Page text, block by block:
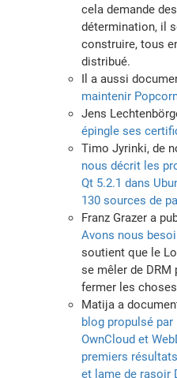
cela demande
détermination, il
construire, tous
distribué.
Il a aussi
maintenir
Jens
épingle ses
Timo Jyrinki, de
nous décrit les
Qt 5.2.1 dans
130 sources de
Franz Grazer a
Avons nous
soutient que le
se mêler de
fermer les
Matija a
blog propulsé
OwnCloud et
premiers
et lame de rasoir